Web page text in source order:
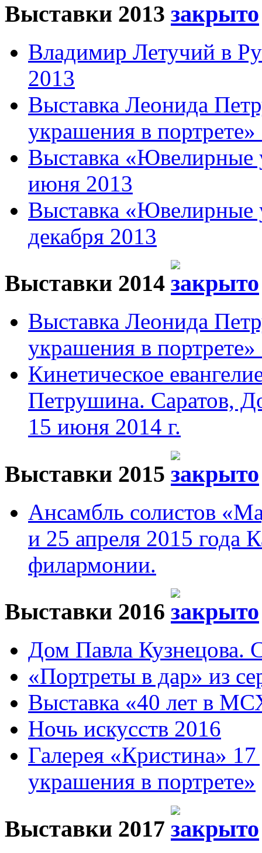
Выставки 2013
Владимир Летучий в
2013
Выставка Леонида
украшения в
Выставка «Ювелирные
июня 2013
Выставка «Ювелирные
декабря 2013
Выставки 2014
Выставка Леонида
украшения в
Кинетическое
Петрушина. Саратов,
15 июня 2014 г.
Выставки 2015
Ансамбль солистов
и 25 апреля 2015 года
филармонии.
Выставки 2016
Дом Павла Кузнецова.
«Портреты в дар» из
Выставка «40 лет в
Ночь искусств 2016
Галерея «Кристина»
украшения в портрете»
Выставки 2017